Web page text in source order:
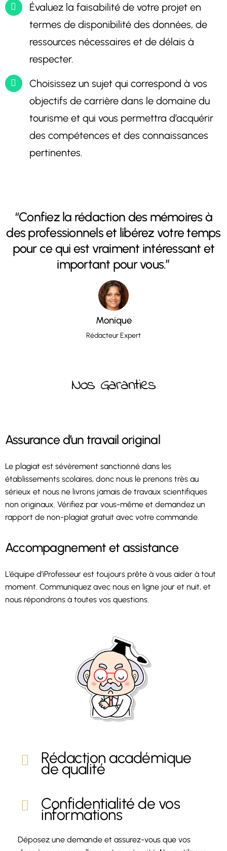
Évaluez la faisabilité de votre projet en
termes de disponibilité des données, de
ressources nécessaires et de délais à
respecter.
Choisissez un sujet qui correspond à vos
objectifs de carrière dans le domaine du
tourisme et qui vous permettra d’acquérir
des compétences et des connaissances
pertinentes.
“Confiez la rédaction des mémoires à
des professionnels et libérez votre temps
pour ce qui est vraiment intéressant et
important pour vous.”
Monique
Rédacteur Expert
Nos Garanties
Assurance d’un travail original
Le plagiat est sévèrement sanctionné dans les
établissements scolaires, donc nous le prenons très au
sérieux et nous ne livrons jamais de travaux scientifiques
non originaux. Vérifiez par vous-même et demandez un
rapport de non-plagiat gratuit avec votre commande.
Accompagnement et assistance
L’équipe d’iProfesseur est toujours prête à vous aider à tout
moment. Communiquez avec nous en ligne jour et nuit, et
nous répondrons à toutes vos questions.
Rédaction académique
de qualité
Confidentialité de vos
informations
Déposez une demande et assurez-vous que vos